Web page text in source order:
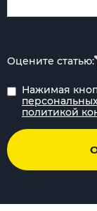
Нажимая
политикой
Оцените статью: